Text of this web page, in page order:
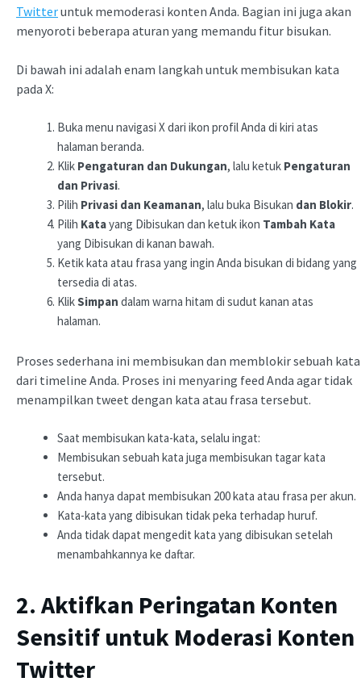
Twitteruntuk memoderasi konten Anda. Bagian ini juga akan
menyoroti beberapa aturan yang memandu fitur bisukan.
Di bawah ini adalah enam langkah untuk membisukan kata
pada X:
Buka menu navigasi X dari ikon profil Anda di kiri atas
halaman beranda.
Klik Pengaturan dan Dukungan, lalu ketuk Pengaturan
dan Privasi.
Pilih Privasi dan Keamanan, lalu buka Bisukan dan Blokir.
Pilih Katayang Dibisukan dan ketuk ikon Tambah Kata
yang Dibisukan di kanan bawah.
Ketik kata atau frasa yang ingin Anda bisukan di bidang yang
tersedia di atas.
KlikSimpan dalam warna hitam di sudut kanan atas
halaman.
Proses sederhana ini membisukan dan memblokir sebuah kata
dari timeline Anda. Proses ini menyaring feed Anda agar tidak
menampilkan tweet dengan kata atau frasa tersebut.
Saat membisukan kata-kata, selalu ingat:
Membisukan sebuah kata juga membisukan tagar kata
tersebut.
Anda hanya dapat membisukan 200 kata atau frasa per akun.
Kata-kata yang dibisukan tidak peka terhadap huruf.
Anda tidak dapat mengedit kata yang dibisukan setelah
menambahkannya ke daftar.
2. Aktifkan Peringatan Konten
Sensitif untuk Moderasi Konten
Twitter